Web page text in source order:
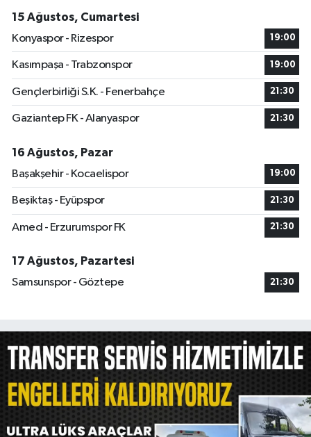
15 Ağustos, Cumartesi
Konyaspor - Rizespor
19:00
Kasımpaşa - Trabzonspor 19:00
Gençlerbirliği S.K. - Fenerbahçe 21:30
Gaziantep FK - Alanyaspor 21:30
16 Ağustos, Pazar
Başakşehir - Kocaelispor
19:00
Beşiktaş - Eyüpspor 21:30
Amed - Erzurumspor FK 21:30
17 Ağustos, Pazartesi
Samsunspor - Göztepe
21:30